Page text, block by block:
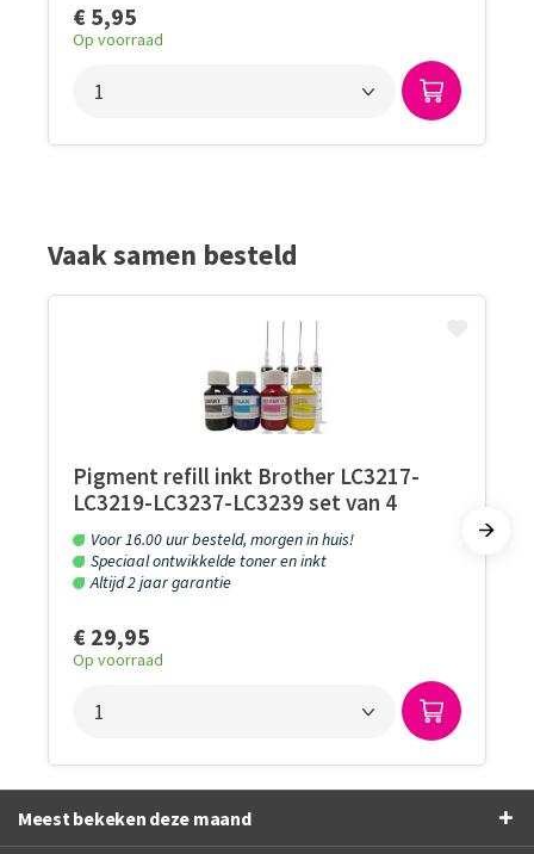
€ 5,95
Op voorraad
Vaak samen besteld
Pigment refill inkt Brother LC3217-
LC3219-LC3237-LC3239 set van 4
kleuren
Voor 16.00 uur besteld, morgen in huis!
Speciaal ontwikkelde toner en inkt
Altijd 2 jaar garantie
€ 29,95
Op voorraad
Meest bekeken deze maand